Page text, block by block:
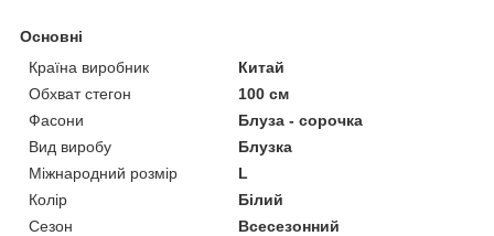
Основні
Країна виробник
Китай
Обхват стегон
100 см
Фасони
Блуза - сорочка
Вид виробу
Блузка
Міжнародний розмір
L
Колір
Білий
Сезон
Всесезонний